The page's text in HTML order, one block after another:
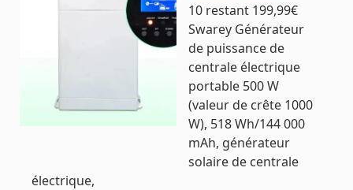
10 restant 199,99€
Swarey Générateur
de puissance de
centrale électrique
portable 500 W
(valeur de crête 1000
W), 518 Wh/144 000
mAh, générateur
solaire de centrale
électrique,